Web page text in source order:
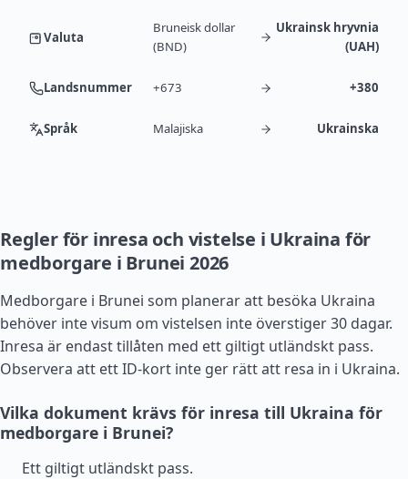
Valuta
Bruneisk dollar
(BND)
Ukrainsk hryvnia
(UAH)
Landsnummer +673 +380
Språk Malajiska Ukrainska
Regler för inresa och vistelse i Ukraina för
medborgare i Brunei 2026
Medborgare i Brunei som planerar att besöka Ukraina
behöver inte visum om vistelsen inte överstiger 30 dagar.
Inresa är endast tillåten med ett giltigt utländskt pass.
Observera att ett ID-kort inte ger rätt att resa in i Ukraina.
Vilka dokument krävs för inresa till Ukraina för
medborgare i Brunei?
Ett giltigt utländskt pass.